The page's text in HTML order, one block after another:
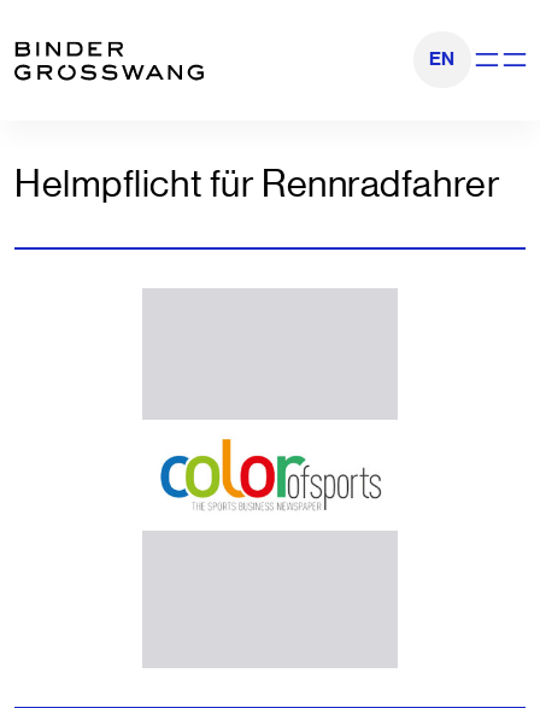
EN
Helmpflicht für Rennradfahrer